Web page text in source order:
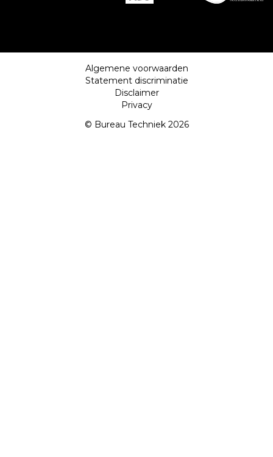
Algemene voorwaarden
Statement discriminatie
Disclaimer
Privacy
© Bureau Techniek 2026